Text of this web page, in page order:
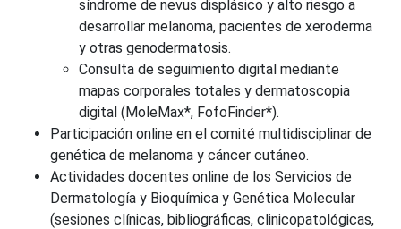
síndrome de nevus displásico y alto riesgo a
desarrollar melanoma, pacientes de xeroderma
y otras genodermatosis.
Consulta de seguimiento digital mediante
mapas corporales totales y dermatoscopia
digital (MoleMax*, FofoFinder*).
Participación online en el comité multidisciplinar de
genética de melanoma y cáncer cutáneo.
Actividades docentes online de los Servicios de
Dermatología y Bioquímica y Genética Molecular
(sesiones clínicas, bibliográficas, clinicopatológicas,